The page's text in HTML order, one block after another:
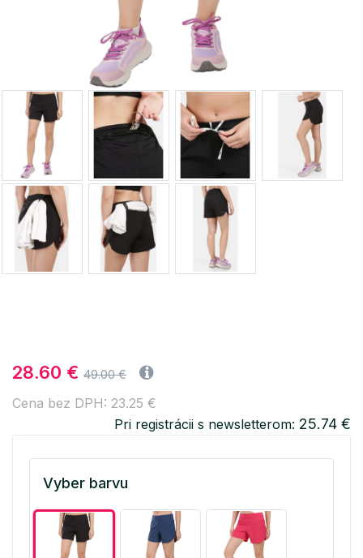
28.60 € 49.00 €
Cena bez DPH: 23.25 €
Pri registrácii s newsletterom: 25.74 €
Vyber barvu